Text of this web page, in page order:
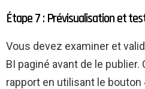
Étape 7 : Prévisualisation et
Vous devez examiner et
BI paginé avant de le publier.
rapport en utilisant le bouton